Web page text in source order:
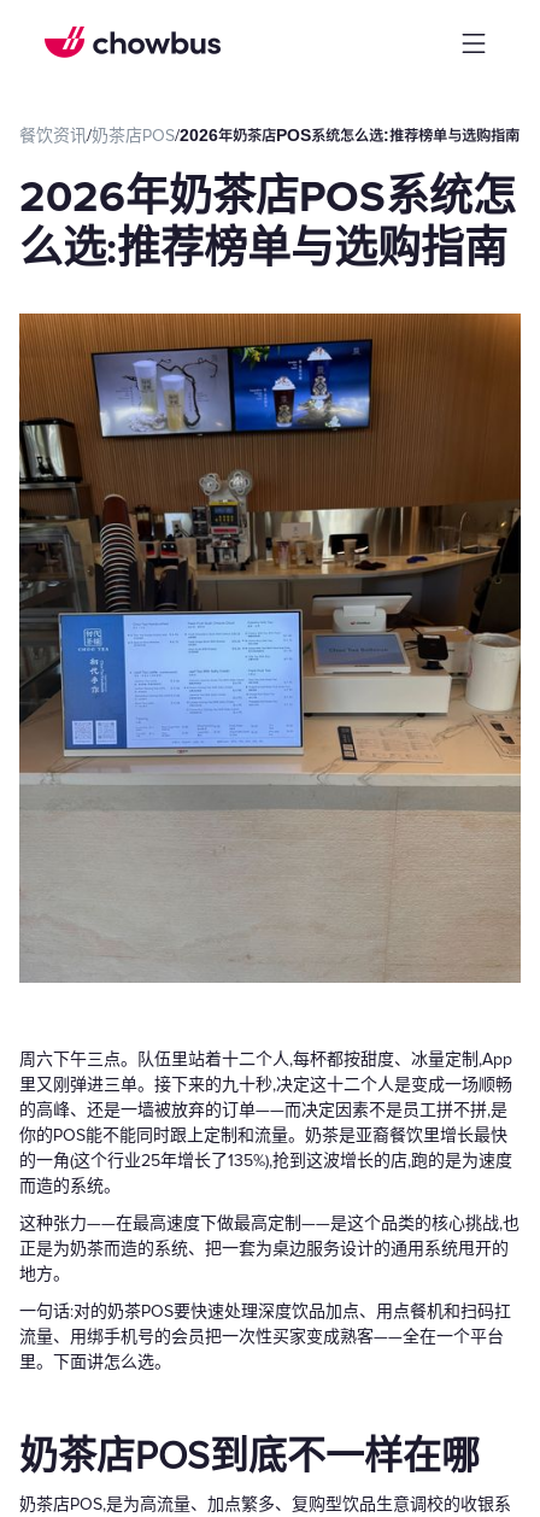
餐饮资讯/奶茶店POS/2026年奶茶店POS系统怎么选:推荐榜单与选购指南
2026年奶茶店POS系统怎
么选:推荐榜单与选购指南
周六下午三点。队伍里站着十二个人,每杯都按甜度、冰量定制,App
里又刚弹进三单。接下来的九十秒,决定这十二个人是变成一场顺畅
的高峰、还是一墙被放弃的订单——而决定因素不是员工拼不拼,是
你的POS能不能同时跟上定制和流量。奶茶是亚裔餐饮里增长最快
的一角(这个行业25年增长了135%),抢到这波增长的店,跑的是为速度
而造的系统。
这种张力——在最高速度下做最高定制——是这个品类的核心挑战,也
正是为奶茶而造的系统、把一套为桌边服务设计的通用系统甩开的
地方。
一句话:对的奶茶POS要快速处理深度饮品加点、用点餐机和扫码扛
流量、用绑手机号的会员把一次性买家变成熟客——全在一个平台
里。下面讲怎么选。
奶茶店POS到底不一样在哪
奶茶店POS,是为高流量、加点繁多、复购型饮品生意调校的收银系